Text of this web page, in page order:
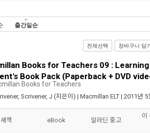
출간일순
전체선택 장바구니 담
Books for Teachers 09 :
Book Pack (Paperback + DVD
Books for Teachers
, Scrivener, J (지은이) | Macmillan ELT | 2011년 5
새책 eBook 알라딘 중고
이